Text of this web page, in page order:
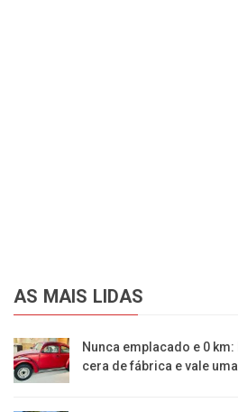
AS MAIS LIDAS
Nunca emplacado e 0
cera de fábrica e vale